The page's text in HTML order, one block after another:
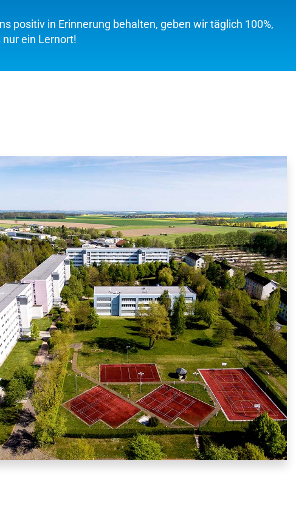
positiv in Erinnerung behalten, geben wir täglich 100%,
ein Lernort!